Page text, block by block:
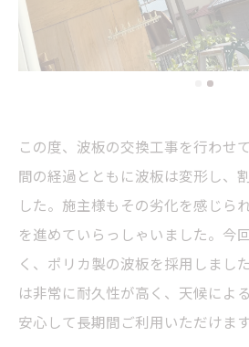
この度、波板の交換工事を行わせ
間の経過とともに波板は変形し、
した。施主様もその劣化を感じら
を進めていらっしゃいました。今
く、ポリカ製の波板を採用しまし
は非常に耐久性が高く、天候によ
安心して長期間ご利用いただけます